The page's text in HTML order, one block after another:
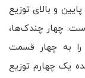
و بالای توزیع
چهار ‌چندک‌ها،
را به چهار قسمت
یک چهارم توزیع